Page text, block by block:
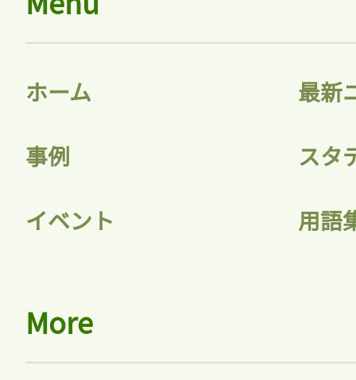
ホーム 最新
事例 スタ
イベント 用語
More